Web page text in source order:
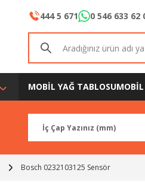
444 5 671 0 546 633 62
MOBİL YAĞ TABLOSU
Bosch 0232103125 Sensör